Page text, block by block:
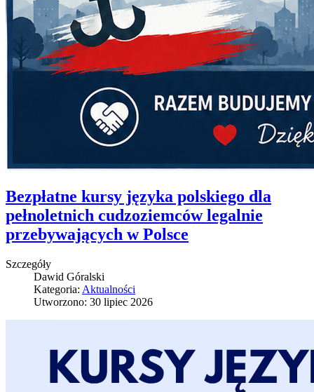
Bezpłatne kursy języka polskiego dla
pełnoletnich cudzoziemców legalnie
przebywających w Polsce
Szczegóły
Dawid Góralski
Kategoria: Aktualności
Utworzono: 30 lipiec 2026